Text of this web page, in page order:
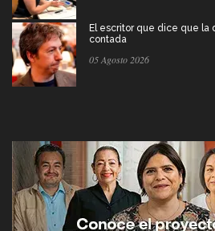
El escritor que dice que
contada
05 Agosto 2026